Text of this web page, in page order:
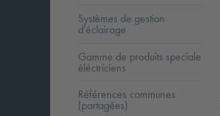
Systèmes de gestion
d'éclairage
Gamme de produits speciale
éléctriciens
Références communes
(partagées)